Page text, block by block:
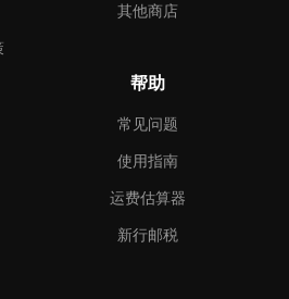
其他商店
帮助
常见问题
使用指南
运费估算器
新行邮税